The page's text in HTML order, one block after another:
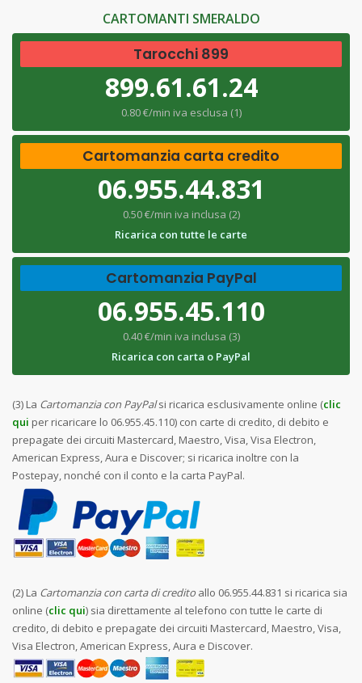
CARTOMANTI SMERALDO
Tarocchi 899
899.61.61.24
0.80 €/min iva esclusa (1)
Cartomanzia carta credito
06.955.44.831
0.50 €/min iva inclusa (2)
Ricarica con tutte le carte
Cartomanzia PayPal
06.955.45.110
0.40 €/min iva inclusa (3)
Ricarica con carta o PayPal
(3) La Cartomanzia con PayPalsi ricarica esclusivamente online (clic
qui per ricaricare lo 06.955.45.110) con carte di credito, di debito e
prepagate dei circuiti Mastercard, Maestro, Visa, Visa Electron,
American Express, Aura e Discover; si ricarica inoltre con la
Postepay, nonché con il conto e la carta PayPal.
(2) La Cartomanzia con carta di credito allo 06.955.44.831 si ricarica sia
online (clic qui) sia direttamente al telefono con tutte le carte di
credito, di debito e prepagate dei circuiti Mastercard, Maestro, Visa,
Visa Electron, American Express, Aura e Discover.